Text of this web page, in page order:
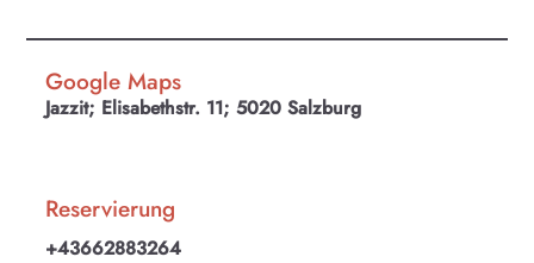
Google Maps
Jazzit; Elisabethstr. 11; 5020 Salzburg
Reservierung
+43662883264